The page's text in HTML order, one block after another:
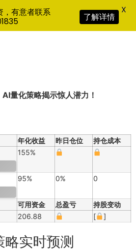
量化策略揭示惊人潜力！
年化收益 昨日仓位 持仓成本
155%
95% 0% 0
可用资金 总盈亏
持股变动
206.88 [ ]
略实时预测
，有意者联系
了解详情
X